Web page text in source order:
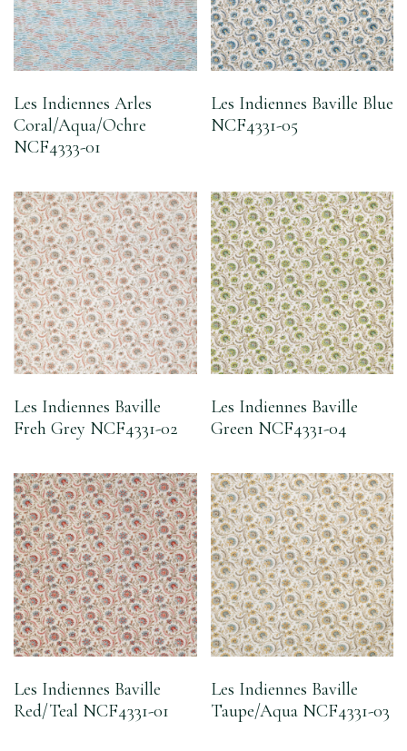
Les Indiennes Arles
Coral/Aqua/Ochre
NCF4333-01
Les Indiennes Baville Blue
NCF4331-05
Les Indiennes Baville
Freh Grey NCF4331-02
Les Indiennes Baville
Green NCF4331-04
Les Indiennes Baville
Red/Teal NCF4331-01
Les Indiennes Baville
Taupe/Aqua NCF4331-03